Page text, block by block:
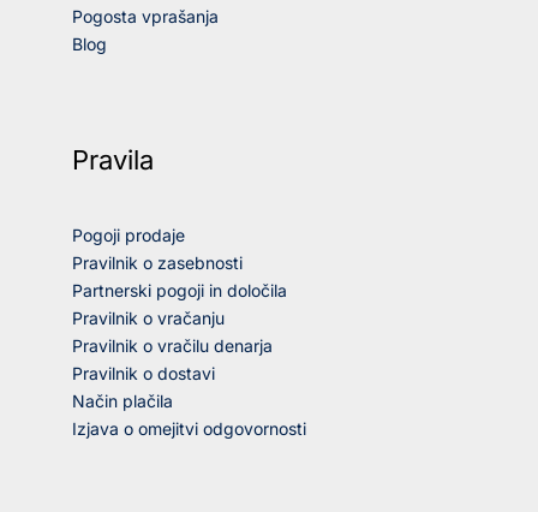
Pogosta vprašanja
Blog
Pravila
Pogoji prodaje
Pravilnik o zasebnosti
Partnerski pogoji in določila
Pravilnik o vračanju
Pravilnik o vračilu denarja
Pravilnik o dostavi
Način plačila
Izjava o omejitvi odgovornosti